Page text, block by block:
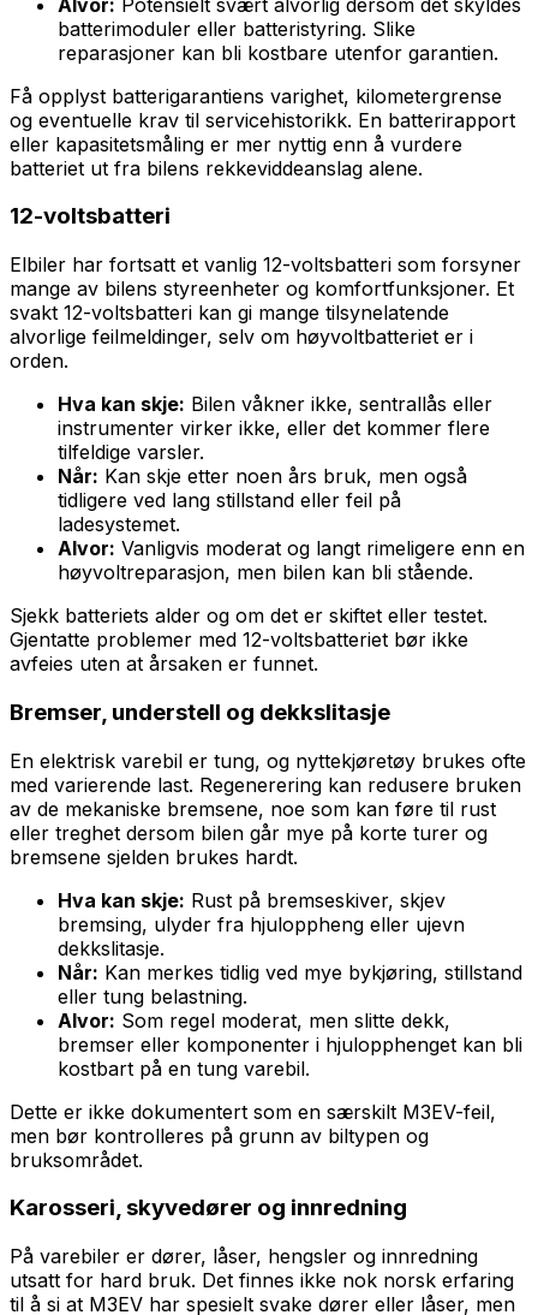
batterimoduler eller batteristyring. Slike
reparasjoner kan bli kostbare utenfor garantien.
Få opplyst batterigarantiens varighet, kilometergrense
og eventuelle krav til servicehistorikk. En batterirapport
eller kapasitetsmåling er mer nyttig enn å vurdere
batteriet ut fra bilens rekkeviddeanslag alene.
12-voltsbatteri
Elbiler har fortsatt et vanlig 12-voltsbatteri som forsyner
mange av bilens styreenheter og komfortfunksjoner. Et
svakt 12-voltsbatteri kan gi mange tilsynelatende
alvorlige feilmeldinger, selv om høyvoltbatteriet er i
orden.
Hva kan skje: Bilen våkner ikke, sentrallås eller
instrumenter virker ikke, eller det kommer flere
tilfeldige varsler.
Når: Kan skje etter noen års bruk, men også
tidligere ved lang stillstand eller feil på
ladesystemet.
Alvor: Vanligvis moderat og langt rimeligere enn en
høyvoltreparasjon, men bilen kan bli stående.
Sjekk batteriets alder og om det er skiftet eller testet.
Gjentatte problemer med 12-voltsbatteriet bør ikke
avfeies uten at årsaken er funnet.
Bremser, understell og dekkslitasje
En elektrisk varebil er tung, og nyttekjøretøy brukes ofte
med varierende last. Regenerering kan redusere bruken
av de mekaniske bremsene, noe som kan føre til rust
eller treghet dersom bilen går mye på korte turer og
bremsene sjelden brukes hardt.
Hva kan skje: Rust på bremseskiver, skjev
bremsing, ulyder fra hjuloppheng eller ujevn
dekkslitasje.
Når: Kan merkes tidlig ved mye bykjøring, stillstand
eller tung belastning.
Alvor: Som regel moderat, men slitte dekk,
bremser eller komponenter i hjulopphenget kan bli
kostbart på en tung varebil.
Dette er ikke dokumentert som en særskilt M3EV-feil,
men bør kontrolleres på grunn av biltypen og
bruksområdet.
Karosseri, skyvedører og innredning
På varebiler er dører, låser, hengsler og innredning
utsatt for hard bruk. Det finnes ikke nok norsk erfaring
til å si at M3EV har spesielt svake dører eller låser, men